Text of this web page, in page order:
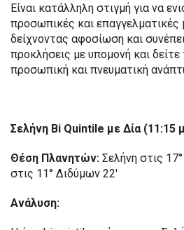
Είναι κατάλληλη στιγμή για να
προσωπικές και επαγγελματικές
δείχνοντας αφοσίωση και
προκλήσεις με υπομονή και δείτε
προσωπική και πνευματική
Σελήνη Bi Quintile με Δία (11:15
Θέση Πλανητών: Σελήνη στις
στις 11° Διδύμων 22′
Ανάλυση: